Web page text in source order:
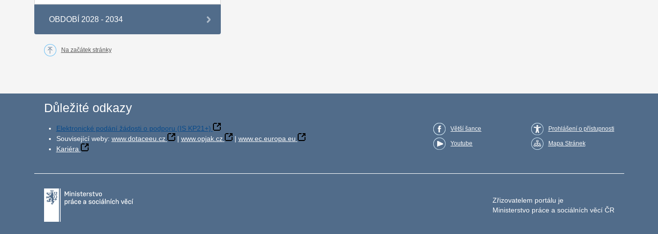
OBDOBÍ 2028 - 2034
Na začátek stránky
Důležité odkazy
Elektronické podání žádosti o podporu (IS KP21+)
Související weby: www.dotaceeu.cz | www.opjak.cz | www.ec.europa.eu
Kariéra
Větší šance
Youtube
Prohlášení o přístupnosti
Mapa Stránek
Zřizovatelem portálu je
Ministerstvo práce a sociálních věcí ČR